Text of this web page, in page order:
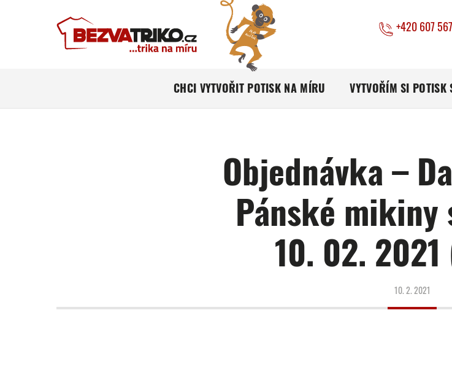
+420 607
CHCI VYTVOŘIT POTISK NA MÍRU VYTVOŘÍM SI POTISK
Objednávka –
Pánské
10. 02.
10. 2. 2021